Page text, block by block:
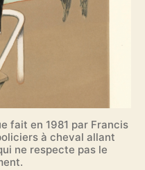
fait en 1981 par Francis
à cheval allant
ne respecte pas le